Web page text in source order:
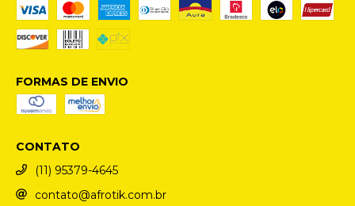
FORMAS DE ENVIO
CONTATO
(11) 95379-4645
contato@afrotik.com.br